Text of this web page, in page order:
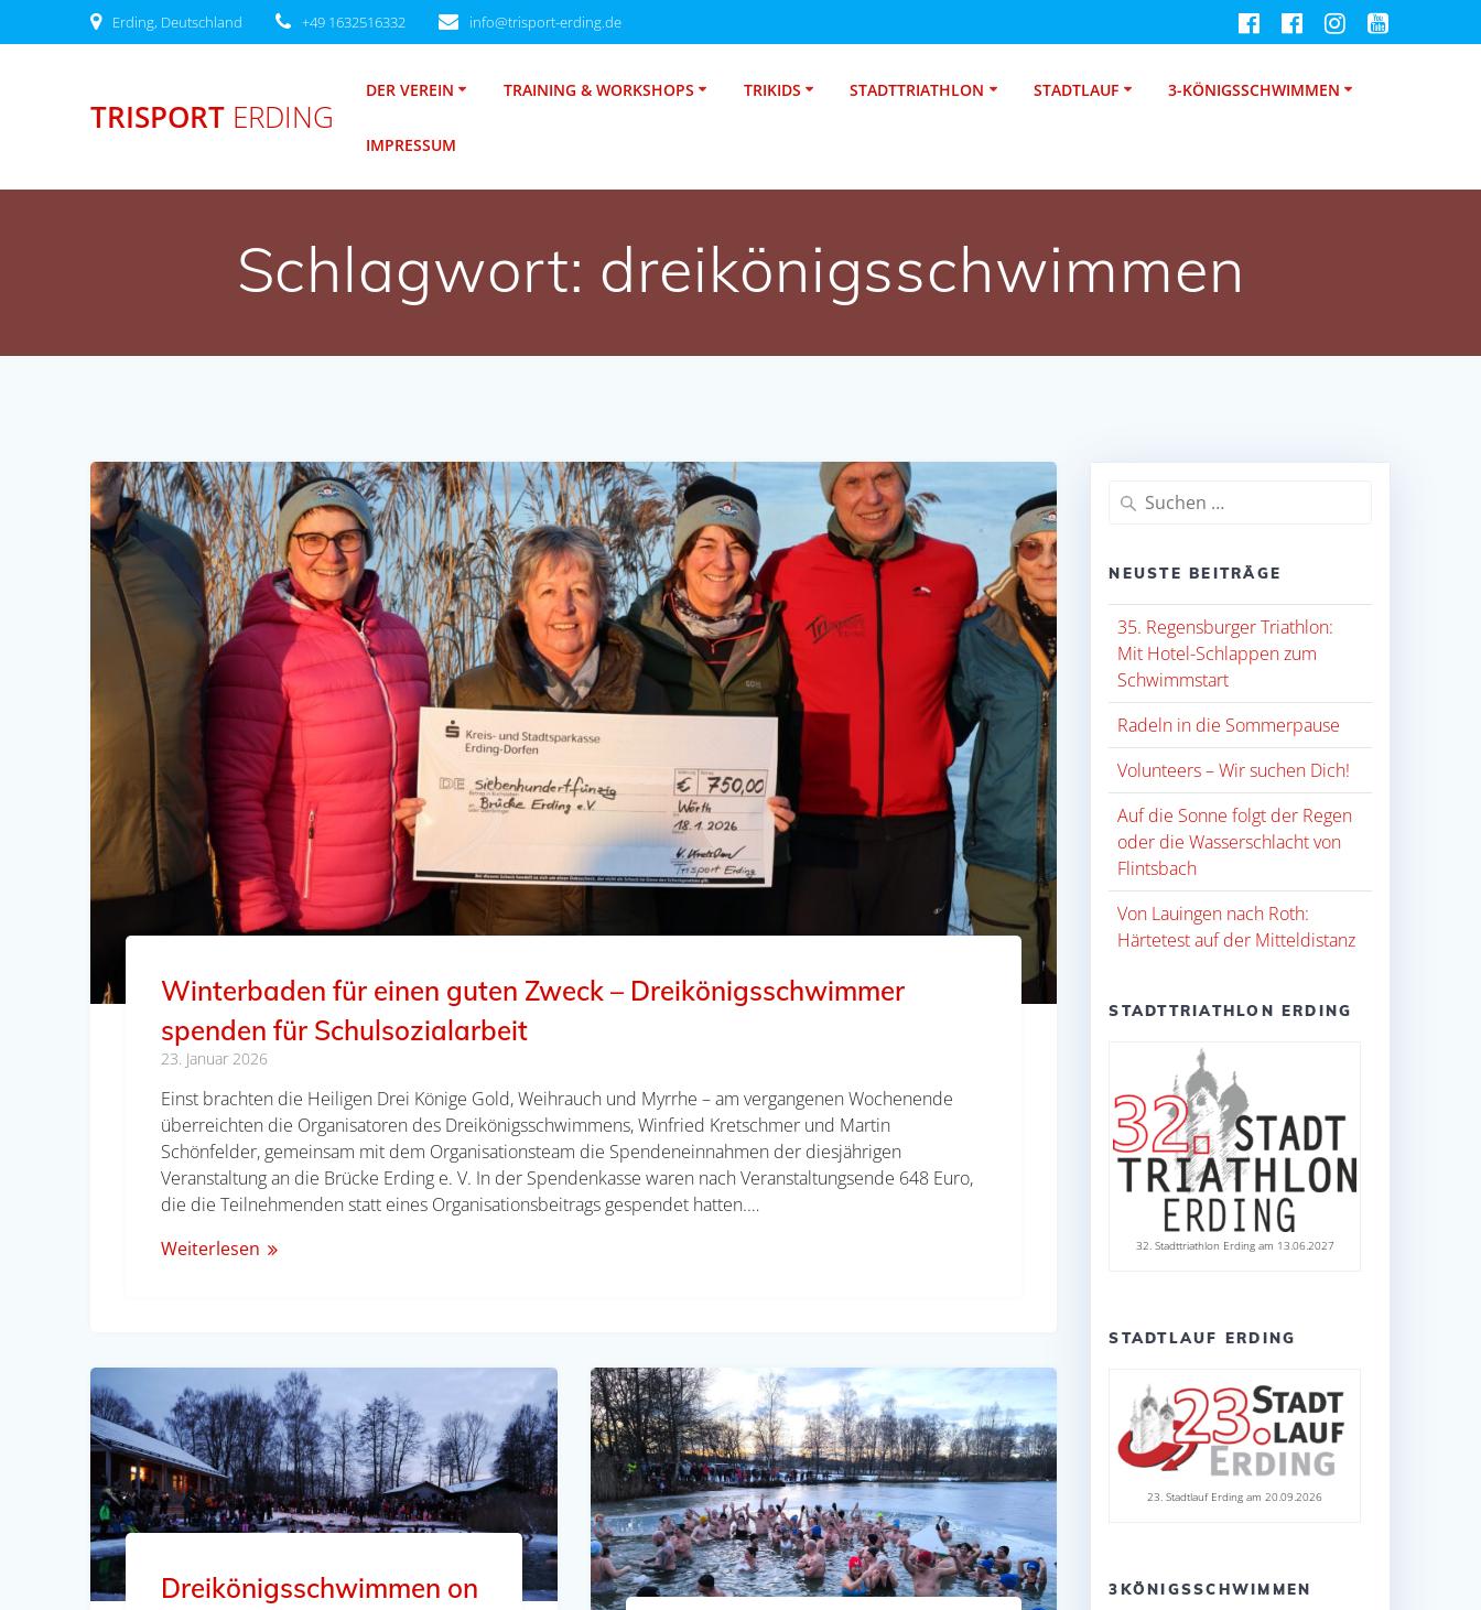
Inhalt
Erding, Deutschland +49 1632516332 info@trisport-erding.de
TRISPORT ERDING
DER VEREIN TRAINING & WORKSHOPS TRIKIDS STADTTRIATHLON STADTLAUF 3-KÖNIGSSCHWIMMEN
IMPRESSUM
Schlagwort: dreikönigsschwimmen
Winterbaden für einen guten Zweck – Dreikönigsschwimmer
spenden für Schulsozialarbeit
23. Januar 2026
Einst brachten die Heiligen Drei Könige Gold, Weihrauch und Myrrhe – am vergangenen Wochenende
überreichten die Organisatoren des Dreikönigsschwimmens, Winfried Kretschmer und Martin
Schönfelder, gemeinsam mit dem Organisationsteam die Spendeneinnahmen der diesjährigen
Veranstaltung an die Brücke Erding e. V. In der Spendenkasse waren nach Veranstaltungsende 648 Euro,
die die Teilnehmenden statt eines Organisationsbeitrags gespendet hatten.…
Weiterlesen
Dreikönigsschwimmen on
Suche
nach:
NEUSTE BEITRÄGE
35. Regensburger Triathlon:
Mit Hotel-Schlappen zum
Schwimmstart
Radeln in die Sommerpause
Volunteers – Wir suchen Dich!
Auf die Sonne folgt der Regen
oder die Wasserschlacht von
Flintsbach
Von Lauingen nach Roth:
Härtetest auf der Mitteldistanz
STADTTRIATHLON ERDING
32. Stadttriathlon Erding am 13.06.2027
STADTLAUF ERDING
23. Stadtlauf Erding am 20.09.2026
3KÖNIGSSCHWIMMEN